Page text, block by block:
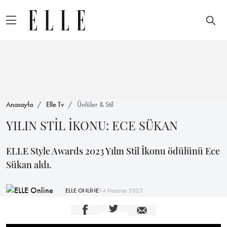
Anasayfa Elle Tv Ünlüler & Stil
YILIN STİL İKONU: ECE SÜKAN
ELLE Style Awards 2023 Yılın Stil İkonu ödülünü Ece
Sükan aldı.
ELLE ONLİNE14 Haziran 2023